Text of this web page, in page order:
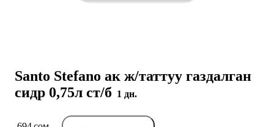
Santo Stefano ак ж/таттуу газдалган
сидр 0,75л ст/б 1 дн.